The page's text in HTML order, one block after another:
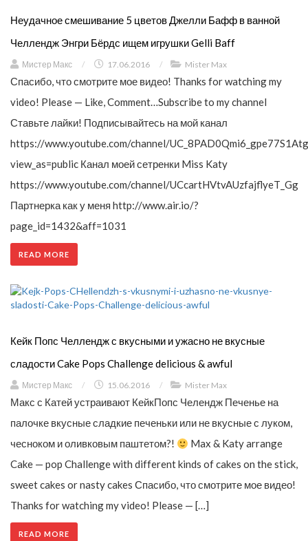
Неудачное смешивание 5 цветов Джелли Бафф в ванной
Челлендж Энгри Бёрдс ищем игрушки Gelli Baff
Мистер Макс / 17.06.2016 / Mister Max
Спасибо, что смотрите мое видео! Thanks for watching my
video! Please — Like, Comment…Subscribe to my channel
Ставьте лайки! Подписывайтесь на мой канал
https://www.youtube.com/channel/
view_as=public Канал моей сетренки Miss Katy
https://www.youtube.com/channel/UCcartHVtvAUzfajflyeT_Gg
Партнерка как у меня http://www.air.io/?
page_id=1432&aff=1031
READ MORE
Кейк Попс Челлендж с вкусными и ужасно не вкусные
сладости Cake Pops Challenge delicious & awful
Мистер Макс / 15.06.2016 / Mister Max
Макс с Катей устраивают КейкПопс Челендж Печенье на
палочке вкусные сладкие печеньки или не вкусные с луком,
чесноком и оливковым паштетом?!
Max & Katy arrange
Cake — pop Challenge with different kinds of cakes on the stick,
sweet cakes or nasty cakes Спасибо, что смотрите мое видео!
Thanks for watching my video! Please — […]
READ MORE